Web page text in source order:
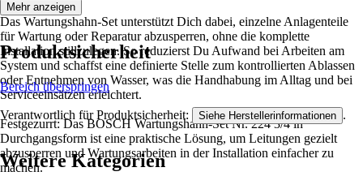
Das Wartungshahn-Set unterstützt Dich dabei, einzelne Anlagenteile
für Wartung oder Reparatur abzusperren, ohne die komplette
Installation stillzulegen. So reduzierst Du Aufwand bei Arbeiten am
System und schaffst eine definierte Stelle zum kontrollierten Ablassen
oder Entnehmen von Wasser, was die Handhabung im Alltag und bei
Serviceeinsätzen erleichtert.
Festgezurrt: Das BOSCH Wartungshahn-Set Nr. 224 3/4 in
Durchgangsform ist eine praktische Lösung, um Leitungen gezielt
abzusperren und Wartungsarbeiten in der Installation einfacher zu
machen.
Mehr anzeigen
Produktsicherheit
Bereich überspringen
Verantwortlich für Produktsicherheit: Siehe Herstellerinformationen .
Weitere Kategorien